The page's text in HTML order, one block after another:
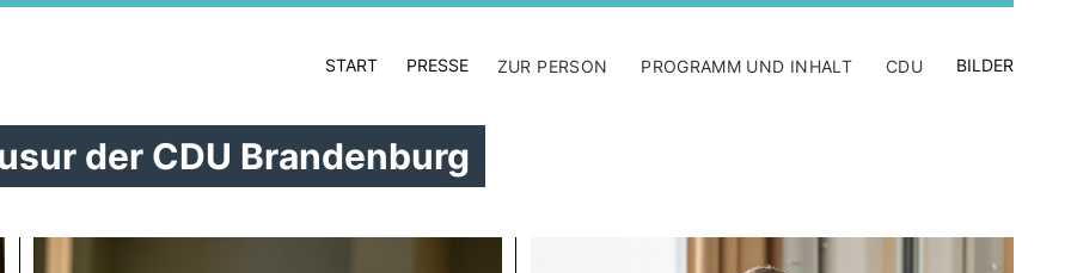
START PRESSE ZUR PERSON PROGRAMM UND INHALT CDU BILDER
der CDU Brandenburg